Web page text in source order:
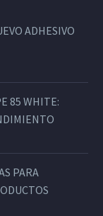
ADHESIVO
85 WHITE:
PARA